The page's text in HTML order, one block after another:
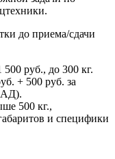
до приема/сдачи
руб., до 300 кг.
+ 500 руб. за
500 кг.,
и специфики